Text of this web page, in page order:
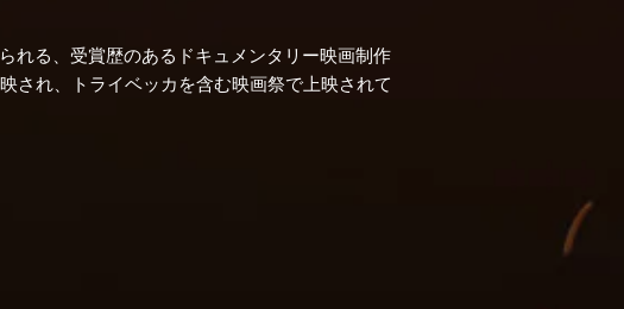
れる、受賞歴のあるドキュメンタリー映画制作
され、トライベッカを含む映画祭で上映されて